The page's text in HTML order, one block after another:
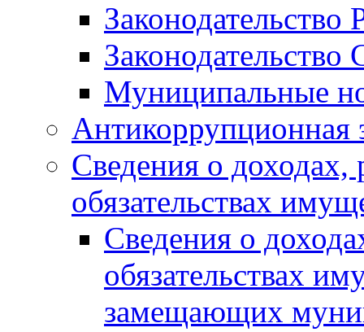
Законодательство
Муниципальные
Антикоррупционная
Сведения о доходах,
обязательствах
Сведения о
обязательствах
замещающих